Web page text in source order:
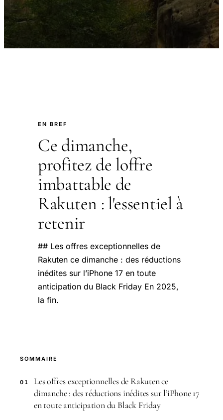
EN BREF
Ce dimanche,
profitez de loffre
imbattable de
Rakuten : l'essentiel à
retenir
## Les offres exceptionnelles de
Rakuten ce dimanche : des réductions
inédites sur l’iPhone 17 en toute
anticipation du Black Friday En 2025,
la fin.
SOMMAIRE
01
Les offres exceptionnelles de Rakuten ce
dimanche : des réductions inédites sur l’iPhone 17
en toute anticipation du Black Friday